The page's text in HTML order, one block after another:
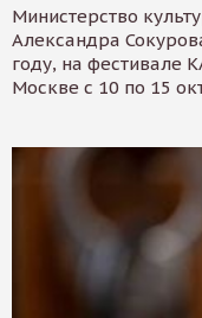
Министерство
Александра
году, на фестивале
Москве с 10 по 15